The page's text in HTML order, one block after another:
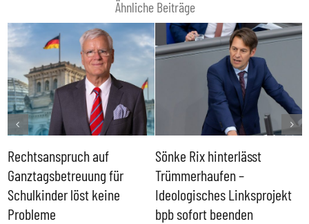
Ähnliche Beiträge
Rechtsanspruch auf
Ganztagsbetreuung für
Schulkinder löst keine
Probleme
Sönke Rix hinterlässt
Trümmerhaufen –
Ideologisches Linksprojekt
bpb sofort beenden